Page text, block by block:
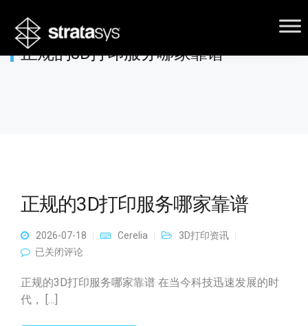
正规的3D打印服务哪家靠谱
正规的3D打印服务哪家靠谱
2026-07-18 Cerelia
3D打印资讯
正规的3D打印服务哪家靠谱
已关闭评论
正规的3D打印服务哪家靠谱 在当今科技迅速发展的时
代， […]